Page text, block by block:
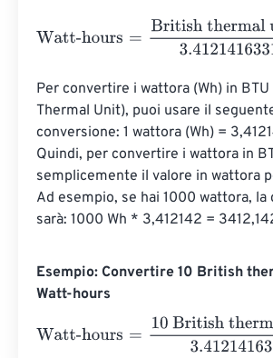
Watt-hours British thermal units
Per convertire i wattora (Wh) in
Thermal Unit), puoi usare il
conversione: 1 wattora (Wh) =
Quindi, per convertire i wattora in
semplicemente il valore in wattora
Ad esempio, se hai 1000 wattora, la
sarà: 1000 Wh * 3,412142 =
Esempio: Convertire 10 British
Watt-hours
Watt-hours
10 British thermal units